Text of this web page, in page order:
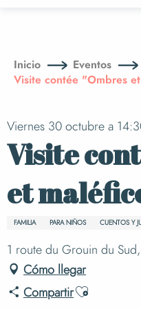
principal
Inicio Eventos
Visite contée "Ombres
Viernes 30 octubre a
Visite
et
FAMILIA PARA NIÑOS CUENTOS Y
1 route du Grouin du
Cómo llegar
CompartirAjouter aux